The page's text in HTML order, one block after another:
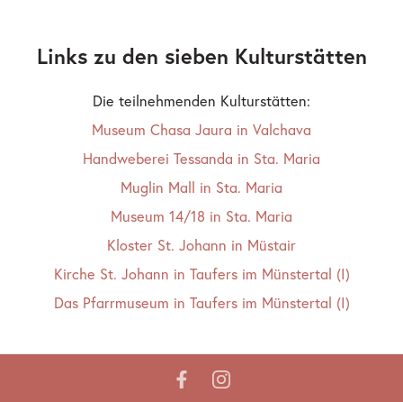
Links zu den sieben Kulturstätten
Die teilnehmenden Kulturstätten:
Museum Chasa Jaura in Valchava
Handweberei Tessanda in Sta. Maria
Muglin Mall in Sta. Maria
Museum 14/18 in Sta. Maria
Kloster St. Johann in Müstair
Kirche St. Johann in Taufers im Münstertal (I)
Das Pfarrmuseum in Taufers im Münstertal (I)